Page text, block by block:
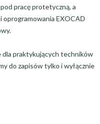
pracę protetyczną, a
oprogramowania EXOCAD
dla praktykujących techników
do zapisów tylko i wyłącznie